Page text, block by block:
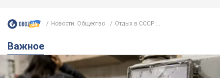
Новости. Общество Отдых в СССР:...
Важное